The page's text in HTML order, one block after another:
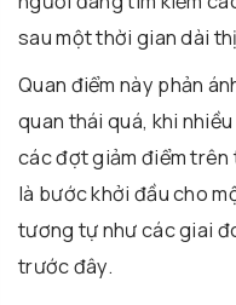
sau một thời gian dài
Quan điểm này phản
quan thái quá, khi
các đợt giảm điểm
là bước khởi đầu cho
tương tự như các giai
trước đây.